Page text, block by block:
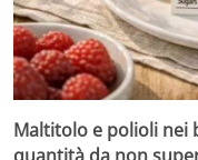
Maltitolo e polioli nei